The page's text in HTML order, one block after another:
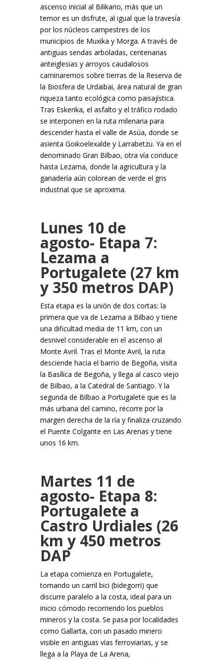
ascenso inicial al Bilikario, más que un
temor es un disfrute, al igual que la travesía
por los núcleos campestres de los
municipios de Muxika y Morga. A través de
antiguas sendas arboladas, centenarias
anteiglesias y arroyos caudalosos
caminaremos sobre tierras de la Reserva de
la Biosfera de Urdaibai, área natural de gran
riqueza tanto ecológica como paisajística.
Tras Eskerika, el asfalto y el tráfico rodado
se interponen en la ruta milenaria para
descender hasta el valle de Asúa, donde se
asienta Goikoelexalde y Larrabetzu. Ya en el
denominado Gran Bilbao, otra vía conduce
hasta Lezama, donde la agricultura y la
ganadería aún colorean de verde el gris
industrial que se aproxima.
Lunes 10 de
agosto- Etapa 7:
Lezama a
Portugalete (27 km
y 350 metros DAP)
Esta etapa es la unión de dos cortas: la
primera que va de Lezama a Bilbao y tiene
una dificultad media de 11 km, con un
desnivel considerable en el ascenso al
Monte Avril. Tras el Monte Avril, la ruta
desciende hacia el barrio de Begoña, visita
la Basílica de Begoña, y llega al casco viejo
de Bilbao, a la Catedral de Santiago. Y la
segunda de Bilbao a Portugalete que es la
más urbana del camino, recorre por la
margen derecha de la ría y finaliza cruzando
el Puente Colgante en Las Arenas y tiene
unos 16 km.
Martes 11 de
agosto- Etapa 8:
Portugalete a
Castro Urdiales (26
km y 450 metros
DAP
La etapa comienza en Portugalete,
tomando un carril bici (bidegorri) que
discurre paralelo a la costa, ideal para un
inicio cómodo recorriendo los pueblos
mineros y la costa. Se pasa por localidades
como Gallarta, con un pasado minero
visible en antiguas vías ferroviarias, y se
llega a la Playa de La Arena,